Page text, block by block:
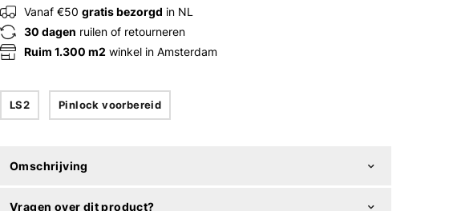
Vanaf €50 gratis bezorgd in NL
30 dagen ruilen of retourneren
Ruim 1.300 m2 winkel in Amsterdam
LS2 Pinlock voorbereid
Omschrijving
Vragen over dit product?